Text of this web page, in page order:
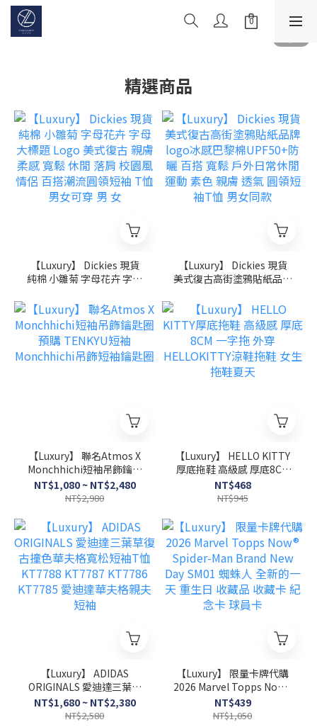
精選商品
【Luxury】 Dickies 現貨
純棉 小雛菊 字母花卉 字母
膚柔感 寬鬆 休閒 落肩 校園
風 情侶 百搭潮流圓領短袖
T恤 男女可穿 男 女
【Luxury】 Dickies 現貨
美式復古高街塗鴉貼紙品牌
曬 百搭 寬鬆 戶外日常休閒
運動 素色 親膚 透氣 圓領短
袖T恤 男女同款
【Luxury】 聯名Atmos X
Monchhichi短袖吊飾鑰匙
圈 預購 TENKYU短袖
Monchhichi吊飾短袖鑰匙
NT$1,080 ~ NT$2,480
NT$2,980
【Luxury】 HELLO KITTY
厚底拖鞋 高級感 厚底8CM
一字拖 外穿 HELLOKITTY
涼鞋拖鞋 女生拖鞋夏天
NT$468
NT$945
【Luxury】 ADIDAS
ORIGINALS 愛迪達三葉草
復古撞色華夫格寬松短袖T
恤 KT7788 KT7787
NT$1,680 ~ NT$2,380
NT$2,580
【Luxury】 限量卡牌代購
2026 Marvel Topps Now®
Spider-Man Brand New
Day SM01 蜘蛛人 全新的一
NT$439
NT$1,050